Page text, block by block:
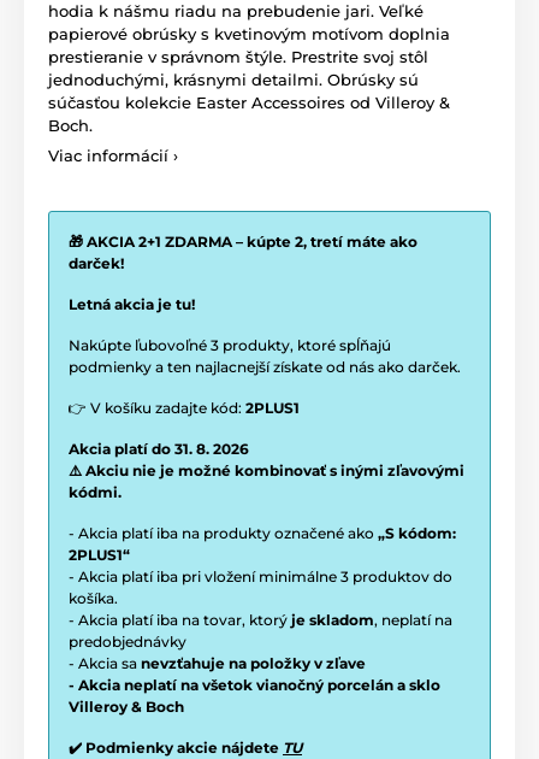
hodia k nášmu riadu na prebudenie jari. Veľké
papierové obrúsky s kvetinovým motívom doplnia
prestieranie v správnom štýle. Prestrite svoj stôl
jednoduchými, krásnymi detailmi. Obrúsky sú
súčasťou kolekcie Easter Accessoires od Villeroy &
Boch.
Viac informácií ›
🎁 AKCIA 2+1 ZDARMA – kúpte 2, tretí máte ako
darček!
Letná akcia je tu!
Nakúpte ľubovoľné 3 produkty, ktoré spĺňajú
podmienky a ten najlacnejší získate od nás ako darček.
👉 V košíku zadajte kód: 2PLUS1
Akcia platí do 31. 8. 2026
⚠️ Akciu nie je možné kombinovať s inými zľavovými
kódmi.
- Akcia platí iba na produkty označené ako „S kódom:
2PLUS1“
- Akcia platí iba pri vložení minimálne 3 produktov do
košíka.
- Akcia platí iba na tovar, ktorý je skladom, neplatí na
predobjednávky
- Akcia sa nevzťahuje na položky v zľave
- Akcia neplatí na všetok vianočný porcelán a sklo
Villeroy & Boch
✔️ Podmienky akcie nájdete TU